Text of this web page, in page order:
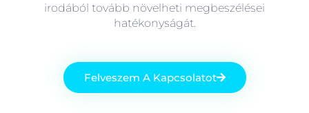
irodából tovább növelheti megbeszélései
hatékonyságát.
Felveszem A Kapcsolatot